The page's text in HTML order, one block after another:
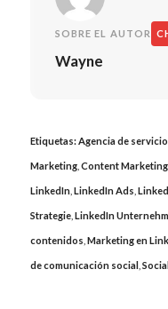
SOBRE EL AUTOR
Wayne
Etiquetas:Agencia de
Marketing, Content Marketing,
LinkedIn, LinkedIn Ads
Strategie, LinkedIn
contenidos Marketing en
de comunicación social,